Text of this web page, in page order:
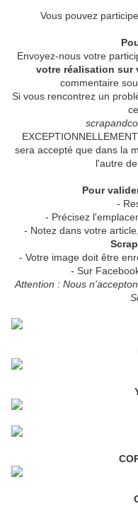
Vous pouvez
Envoyez-nous votre
votre réalisation sur
commentaire
Si vous rencontrez un
sera accepté que dans la
l'autre
Pour
-
- Précisez
- Notez dans votre article,
- Votre image doit être
- Sur
Attention : Nous